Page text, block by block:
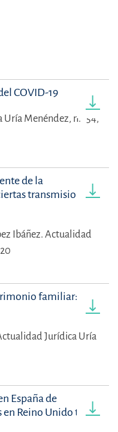
COVID-19
Menéndez, n.º 54,
de la
transmisiones de
Ibáñez. Actualidad
familiar:
Jurídica Uría
España de
Reino Unido tras el